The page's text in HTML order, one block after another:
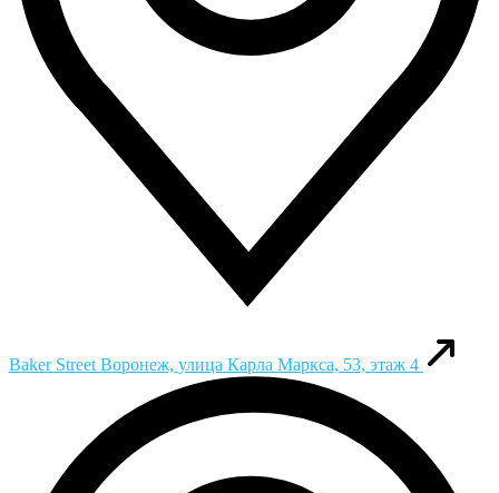
Baker StreetВоронеж, улица Карла Маркса, 53, этаж 4